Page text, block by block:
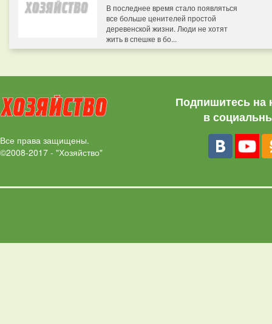
В последнее время стало появляться
все больше ценителей простой
деревенской жизни. Люди не хотят
жить в спешке в бо...
Все права защищены.
©2008-2017 - "Хозяйство"
Подпишитесь на
в